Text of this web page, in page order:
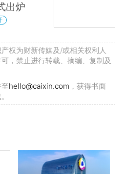
出炉
权为财新传媒及/或相关权利人
，禁止进行转载、摘编、复制及
hello@caixin.com ，获得书面